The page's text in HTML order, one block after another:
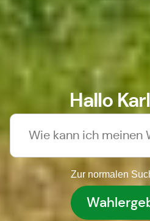
Hallo
Zur normalen